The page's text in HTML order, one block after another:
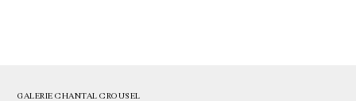
GALERIE CHANTAL CROUSEL